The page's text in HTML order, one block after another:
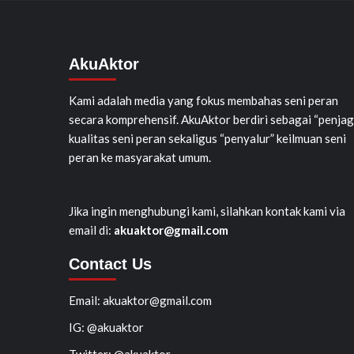
AkuAktor
Kami adalah media yang fokus membahas seni peran
secara komprehensif. AkuAktor berdiri sebagai
kualitas seni peran sekaligus “penyalur” keilmuan seni
peran ke masyarakat umum.
Jika ingin menghubungi kami, silahkan kontak kami via
email di: akuaktor@gmail.com
Contact Us
Email: akuaktor@gmail.com
IG: @akuaktor